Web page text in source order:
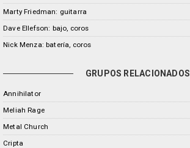
Marty Friedman: guitarra
Dave Ellefson: bajo, coros
Nick Menza: batería, coros
GRUPOS RELACIONADOS
Annihilator
Meliah Rage
Metal Church
Cripta